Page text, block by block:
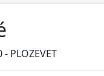
- PLOZEVET